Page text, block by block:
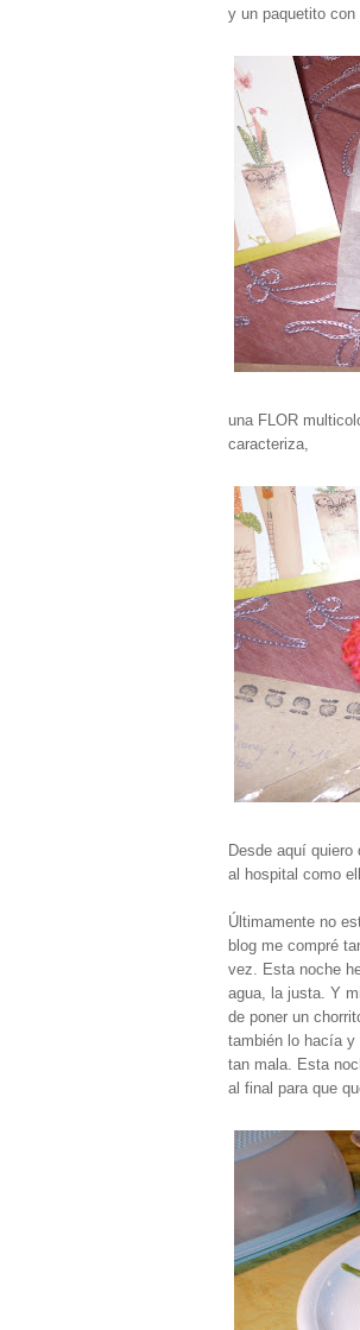
y un paquetito con
una FLOR
caracteriza,
Desde aquí
al hospital como
Últimamente no
blog me compré
vez. Esta noche
agua, la justa. Y
de poner un
también lo hacía y
tan mala. Esta
al final para que